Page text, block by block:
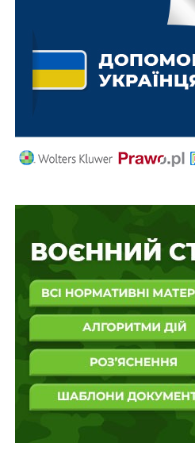
податкову знижку
Обмеження на виїзд
перевірити онлайн
ПОВ'ЯЗАНІ ТЕМИ:
НАСТУПНА
G7 вважають Росію
України, а не посередником
Україна подасть новий